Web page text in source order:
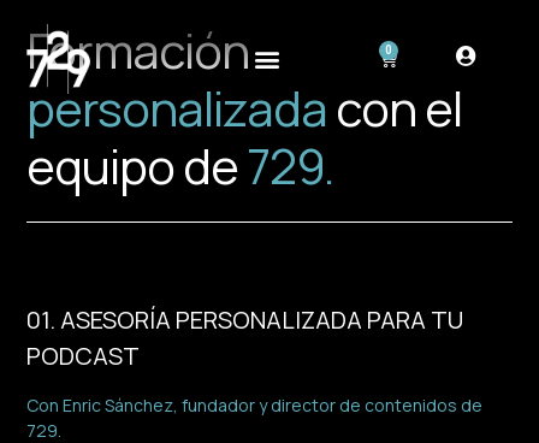
0
Formación
personalizadacon el
equipo de729.
01. ASESORÍA PERSONALIZADA PARA TU
PODCAST
Con Enric Sánchez, fundador y director de contenidos de
729.